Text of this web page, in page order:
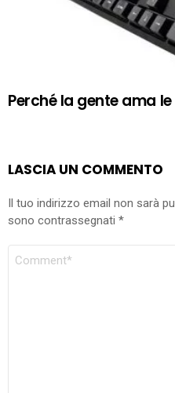
Perché la gente ama
LASCIA UN COMMENTO
Il tuo indirizzo email non sarà
sono contrassegnati *
COMMENTO